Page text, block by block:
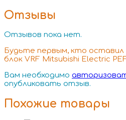
Отзывы
Отзывов пока нет.
Будьте первым, кто оставил
блок VRF Mitsubishi Electric
Вам необходимо
опубликовать отзыв.
Похожие товары